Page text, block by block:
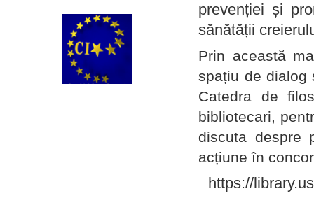
prevenției și
sănătății
Prin această
spațiu de dialog
Catedra de
bibliotecari,
discuta despre
acțiune în
https://